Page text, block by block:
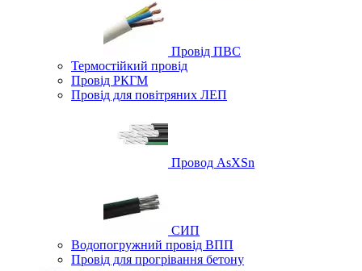
Провід ПВС
Термостійкий провід
Провід РКГМ
Провід для повітряних ЛЕП
Провод AsXSn
СИП
Водопогружний провід ВПП
Провід для прогрівання бетону